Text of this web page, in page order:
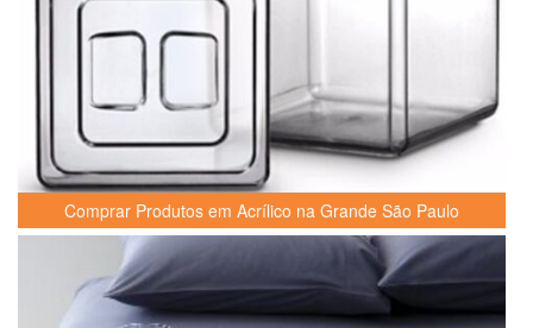
Comprar Produtos em Acrílico na Grande São Paulo